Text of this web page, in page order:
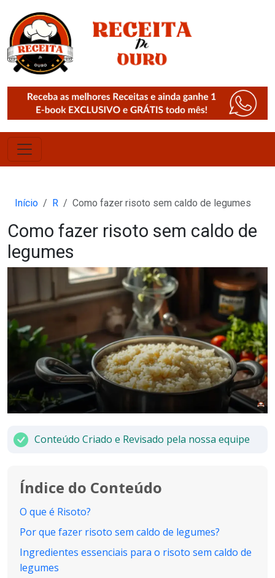
Início R Como fazer risoto sem caldo de legumes
Como fazer risoto sem caldo de
legumes
Conteúdo Criado e Revisado pela nossa equipe
Índice do Conteúdo
O que é Risoto?
Por que fazer risoto sem caldo de legumes?
Ingredientes essenciais para o risoto sem caldo de
legumes